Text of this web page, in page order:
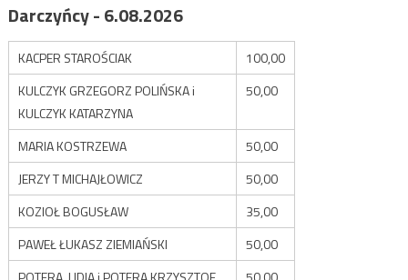
Darczyńcy - 6.08.2026
KACPER STAROŚCIAK
100,00
KULCZYK GRZEGORZ POLIŃSKA i
KULCZYK KATARZYNA
50,00
MARIA KOSTRZEWA
50,00
JERZY T MICHAJŁOWICZ
50,00
KOZIOŁ BOGUSŁAW
35,00
PAWEŁ ŁUKASZ ZIEMIAŃSKI
50,00